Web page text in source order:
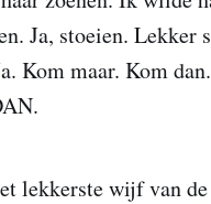
Ja, stoeien. Lekker
Kom maar. Kom
lekkerste wijf van